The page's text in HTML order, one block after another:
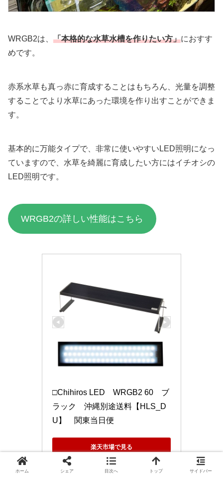
WRGB2は、 「本格的な水草水槽を作りたい方」におすす
めです。
赤系水草も真っ赤に育成することはもちろん、光量を調整
することでより水草にあった環境を作り出すことができま
す。
基本的に万能タイプで、非常に使いやすいLED照明になっ
ていますので、水草を綺麗に育成したい方にはイチオシの
LED照明です。
WRGB2の詳しい性能はこちら
□Chihiros LED　WRGB2 60　ブ
ラック　沖縄別途送料【HLS_D
U】　関東当日便
楽天市場で見る
Amazonで見る
ホーム シェア 目次へ トップ サイドバー